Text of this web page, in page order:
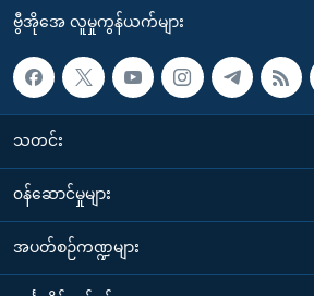
ဗွီအိုအေ လူမှုကွန်ယက်များ
သတင်း
၀န်ဆောင်မှုများ
အပတ်စဉ်ကဏ္ဍများ